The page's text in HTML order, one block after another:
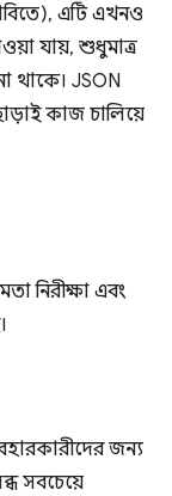
এটি এখনও
যায়, শুধুমাত্র
থাকে। JSON
কাজ চালিয়ে
নিরীক্ষা এবং
জন্য
সবচেয়ে